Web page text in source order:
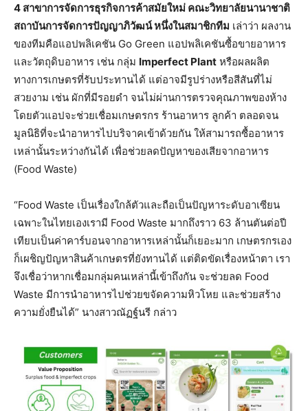
4 สาขาการจัดการธุรกิจการค้าสมัยใหม่ คณะวิทยาลัยนานาชาติ
สถาบันการจัดการปัญญาภิวัฒน์ หนึ่งในสมาชิกทีม เล่าว่า ผลงาน
ของทีมคือแอปพลิเคชัน Go Green แอปพลิเคชันซื้อขายอาหาร
และวัตถุดิบอาหาร เช่น กลุ่ม Imperfect Plant หรือผลผลิต
ทางการเกษตรที่รับประทานได้ แต่อาจมีรูปร่างหรือสีสันที่ไม่
สวยงาม เช่น ผักที่มีรอยดำ จนไม่ผ่านการตรวจคุณภาพของห้าง
โดยตัวแอปจะช่วยเชื่อมเกษตรกร ร้านอาหาร ลูกค้า ตลอดจน
มูลนิธิที่จะนำอาหารไปบริจาคเข้าด้วยกัน ให้สามารถซื้ออาหาร
เหล่านั้นระหว่างกันได้ เพื่อช่วยลดปัญหาของเสียจากอาหาร
(Food Waste)
“Food Waste เป็นเรื่องใกล้ตัวและถือเป็นปัญหาระดับอาเซียน
เฉพาะในไทยเองเรามี Food Waste มากถึงราว 63 ล้านตันต่อปี
เทียบเป็นค่าคาร์บอนจากอาหารเหล่านั้นก็เยอะมาก เกษตรกรเอง
ก็เผชิญปัญหาสินค้าเกษตรที่ยังทานได้ แต่ติดขัดเรื่องหน้าตา เรา
จึงเชื่อว่าหากเชื่อมกลุ่มคนเหล่านี้เข้าถึงกัน จะช่วยลด Food
Waste มีการนำอาหารไปช่วยขจัดความหิวโหย และช่วยสร้าง
ความยั่งยืนได้” นางสาวณัฏฐ์นรี กล่าว